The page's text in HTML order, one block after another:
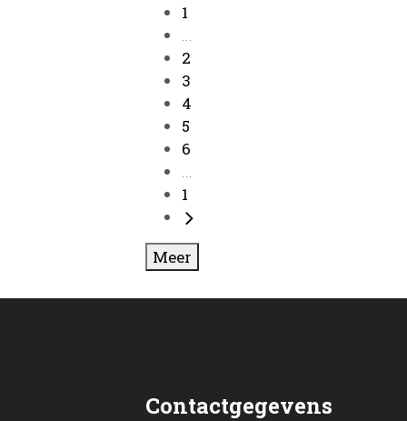
1
...
2
3
4
5
6
...
1
Meer
Contactgegevens